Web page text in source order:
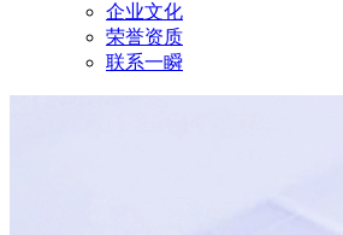
企业文化
荣誉资质
联系一瞬